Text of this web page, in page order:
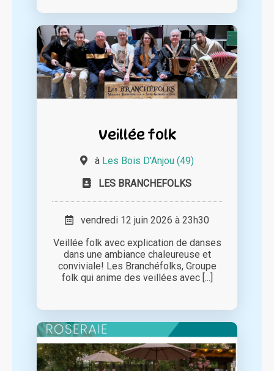
Veillée folk
à Les Bois D'Anjou (49)
LES BRANCHEFOLKS
vendredi 12 juin 2026 à 23h30
Veillée folk avec explication de danses
dans une ambiance chaleureuse et
conviviale! Les Branchéfolks, Groupe
folk qui anime des veillées avec [...]